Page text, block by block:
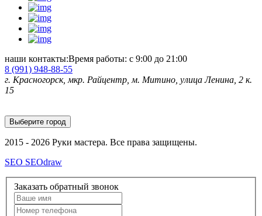
наши контакты:Время работы: с 9:00 до 21:00
8 (991) 948-88-55
г. Красногорск, мкр. Райцентр, м. Митино, улица Ленина, 2 к.
15
Выберите город
2015 - 2026 Руки мастера. Все права защищены.
SEO SEOdraw
Заказать обратный звонок